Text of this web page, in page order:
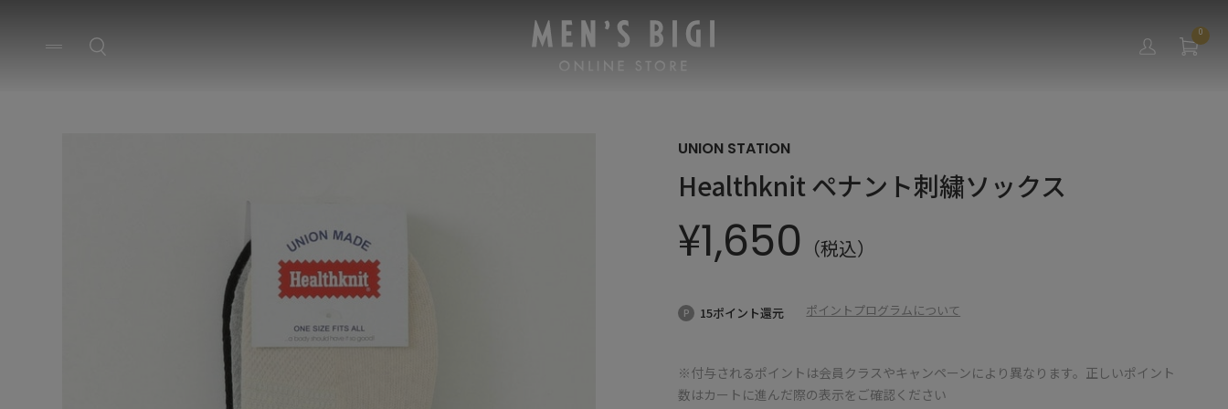
0
UNION STATION
Healthknit ペナント刺繍ソックス
¥1,650 （税込）
15ポイント還元 ポイントプログラムについて
※付与されるポイントは会員クラスやキャンペーンにより異なります。正しいポイント
数はカートに進んだ際の表示をご確認ください